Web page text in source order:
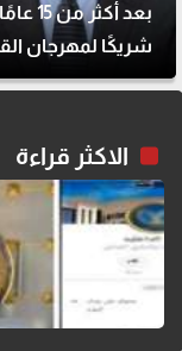
بعد
شريكًا لمهرجان
الاكثر قراءة